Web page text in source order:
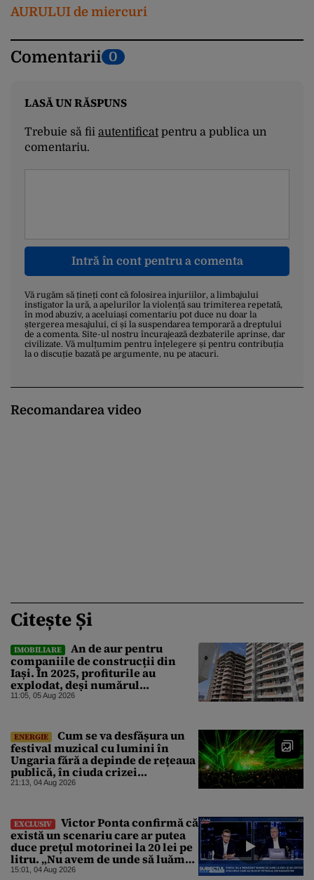
AURULUI de miercuri
Comentarii 0
LASĂ UN RĂSPUNS
Trebuie să fii autentificatpentru a publica un
comentariu.
Intră în cont pentru a comenta
Vă rugăm să țineți cont că folosirea injuriilor, a limbajului
instigator la ură, a apelurilor la violență sau trimiterea repetată,
în mod abuziv, a aceluiași comentariu pot duce nu doar la
ștergerea mesajului, ci și la suspendarea temporară a dreptului
de a comenta. Site-ul nostru încurajează dezbaterile aprinse, dar
civilizate. Vă mulțumim pentru înțelegere și pentru contribuția
la o discuție bazată pe argumente, nu pe atacuri.
Recomandarea video
Citește Și
IMOBILIARE
An de aur pentru
companiile de construcții din
Iași. În 2025, profiturile au
explodat, deși numărul
angajaților a scăzut
11:05, 05 Aug 2026
ENERGIE
Cum se va desfășura un
festival muzical cu lumini în
Ungaria fără a depinde de rețeaua
publică, în ciuda crizei
energetice
21:13, 04 Aug 2026
EXCLUSIV
Victor Ponta confirmă că
există un scenariu care ar putea
duce prețul motorinei la 20 lei pe
litru. „Nu avem de unde să luăm
petrol”
15:01, 04 Aug 2026